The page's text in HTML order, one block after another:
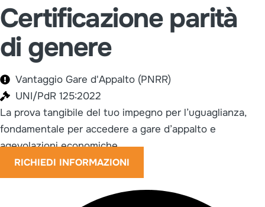
Certificazione parità
di genere
Vantaggio Gare d'Appalto (PNRR)
UNI/PdR 125:2022
La prova tangibile del tuo impegno per l’uguaglianza,
fondamentale per accedere a gare d’appalto e
agevolazioni economiche.
RICHIEDI INFORMAZIONI